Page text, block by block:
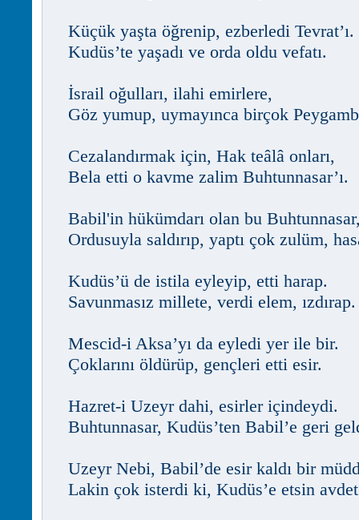
Küçük yaşta öğrenip, ezberledi Tevrat’ı.
Kudüs’te yaşadı ve orda oldu vefatı.
İsrail oğulları, ilahi emirlere,
Göz yumup, uymayınca birçok
Cezalandırmak için, Hak teâlâ onları,
Bela etti o kavme zalim Buhtunnasar’ı.
Babil'in hükümdarı olan bu
Ordusuyla saldırıp, yaptı çok zulüm,
Kudüs’ü de istila eyleyip, etti harap.
Savunmasız millete, verdi elem, ızdırap.
Mescid-i Aksa’yı da eyledi yer ile bir.
Çoklarını öldürüp, gençleri etti esir.
Hazret-i Uzeyr dahi, esirler içindeydi.
Buhtunnasar, Kudüs’ten Babil’e geri
Uzeyr Nebi, Babil’de esir kaldı bir
Lakin çok isterdi ki, Kudüs’e etsin